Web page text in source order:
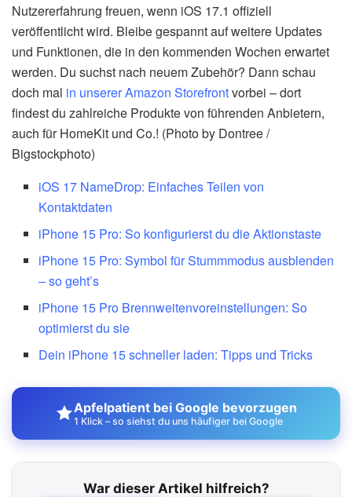
Nutzererfahrung freuen, wenn iOS 17.1 offiziell
veröffentlicht wird. Bleibe gespannt auf weitere Updates
und Funktionen, die in den kommenden Wochen erwartet
werden. Du suchst nach neuem Zubehör? Dann schau
doch mal in unserer Amazon Storefrontvorbei – dort
findest du zahlreiche Produkte von führenden Anbietern,
auch für HomeKit und Co.! (Photo by Dontree /
Bigstockphoto)
iOS 17 NameDrop: Einfaches Teilen von
Kontaktdaten
iPhone 15 Pro: So konfigurierst du die Aktionstaste
iPhone 15 Pro: Symbol für Stummmodus ausblenden
– so geht’s
iPhone 15 Pro Brennweitenvoreinstellungen: So
optimierst du sie
Dein iPhone 15 schneller laden: Tipps und Tricks
Apfelpatient bei Google bevorzugen
1 Klick – so siehst du uns häufiger bei Google
War dieser Artikel hilfreich?